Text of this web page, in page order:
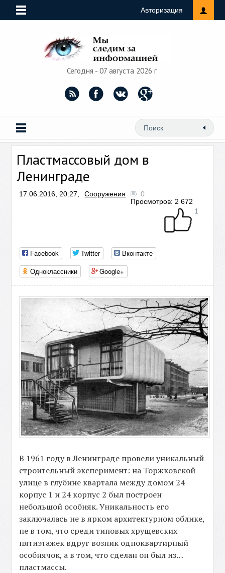
Авторизация
Сегодня - 07 августа 2026 г
Пластмассовый дом в
Ленинграде
17.06.2016, 20:27, Сооружения
0
Просмотров: 2 672
1
Facebook Twitter
Вконтакте
Одноклассники
Google+
В 1961 году в Ленинграде провели уникальный
строительный эксперимент: на Торжковской
улице в глубине квартала между домом 24
корпус 1 и 24 корпус 2 был построен
небольшой особняк. Уникальность его
заключалась не в ярком архитектурном облике,
не в том, что среди типовых хрущевских
пятиэтажек вдруг возник одноквартирный
особнячок, а в том, что сделан он был из…
пластмассы.